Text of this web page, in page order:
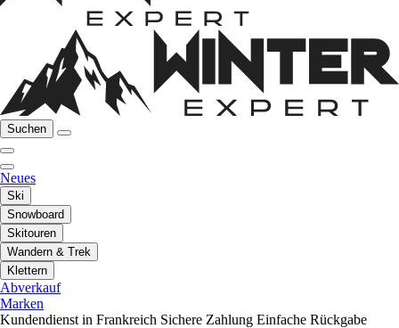
Suchen
Neues
Ski
Snowboard
Skitouren
Wandern & Trek
Klettern
Abverkauf
Marken
Kundendienst in Frankreich Sichere Zahlung Einfache Rückgabe